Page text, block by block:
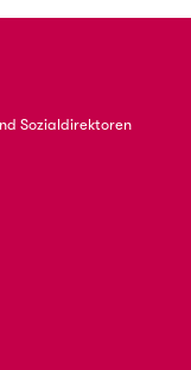
Sozialdirektoren